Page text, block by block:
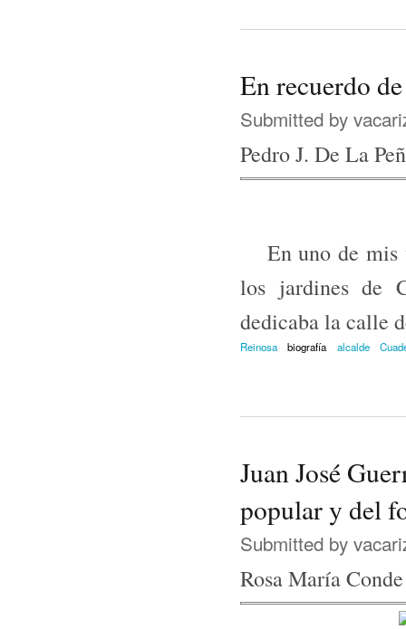
En recuerdo
Submitted by
Pedro J. De La
En uno de mis
los jardines de
dedicaba la calle
Reinosa biografía alcalde
Juan José
popular y del
Submitted by
Rosa María